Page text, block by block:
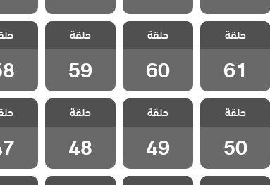
مسلسل الطبقة
المخملية مدبلج
الحلقة 61
حلقة
61
مسلسل الطبقة
المخملية مدبلج
الحلقة 60
حلقة
60
مسلسل الطبقة
المخملية مدبلج
الحلقة 59
حلقة
59
مسلسل
مسلسل الطبقة
المخملية مدبلج
الحلقة 50
حلقة
50
مسلسل الطبقة
المخملية مدبلج
الحلقة 49
حلقة
49
مسلسل الطبقة
المخملية مدبلج
الحلقة 48
حلقة
48
مسلسل
مسلسل الطبقة مسلسل الطبقة مسلسل الطبقة مسلسل